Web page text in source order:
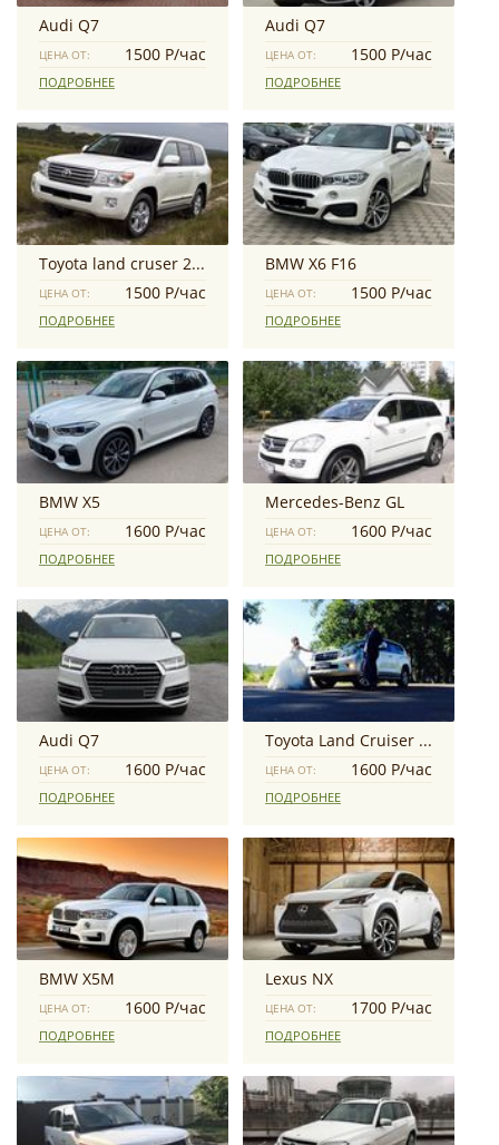
Audi Q7
ЦЕНА ОТ: 1500 Р/час
ПОДРОБНЕЕ
Audi Q7
ЦЕНА ОТ: 1500 Р/час
ПОДРОБНЕЕ
Toyota land cruser 200
ЦЕНА ОТ: 1500 Р/час
ПОДРОБНЕЕ
BMW X6 F16
ЦЕНА ОТ: 1500 Р/час
ПОДРОБНЕЕ
BMW X5
ЦЕНА ОТ: 1600 Р/час
ПОДРОБНЕЕ
Mercedes-Benz GL
ЦЕНА ОТ: 1600 Р/час
ПОДРОБНЕЕ
Audi Q7
ЦЕНА ОТ: 1600 Р/час
ПОДРОБНЕЕ
Toyota Land Cruiser Prado
ЦЕНА ОТ: 1600 Р/час
ПОДРОБНЕЕ
BMW X5M
ЦЕНА ОТ: 1600 Р/час
ПОДРОБНЕЕ
Lexus NX
ЦЕНА ОТ: 1700 Р/час
ПОДРОБНЕЕ